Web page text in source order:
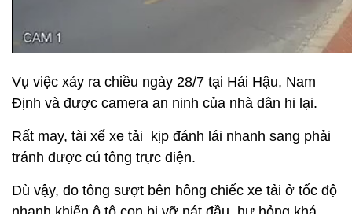
Vụ việc xảy ra chiều ngày 28/7 tại Hải Hậu, Nam
Định và được camera an ninh của nhà dân hi lại.
Rất may, tài xế xe tải kịp đánh lái nhanh sang phải
tránh được cú tông trực diện.
Dù vậy, do tông sượt bên hông chiếc xe tải ở tốc độ